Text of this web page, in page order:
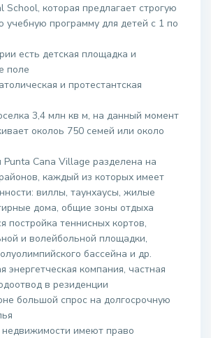
School, которая предлагает строгую
учебную программу для детей с 1 по
есть детская площадка и
поле
и протестантская
3,4 млн кв м, на данный момент
околоь 750 семей или около
Punta Cana Village разделена на
каждый из которых имеет
виллы, таунхаусы, жилые
дома, общие зоны отдыха
постройка теннисных кортов,
и волейбольной площадки,
бассейна и др.
энергетческая компания, частная
в резиденции
большой спрос на долгосрочную
имеют право